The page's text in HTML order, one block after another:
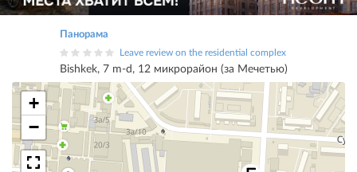
Панорама
Leave review on the residential complex
Bishkek, 7 m-d, 12 микрорайон (за Мечетью)
+
−